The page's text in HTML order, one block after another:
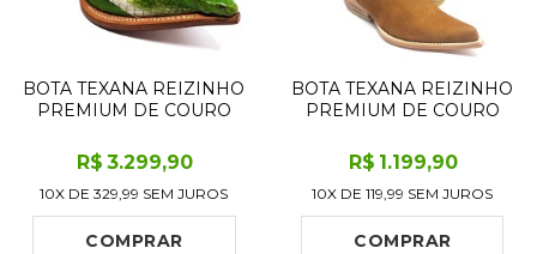
BOTA TEXANA REIZINHO
PREMIUM DE COURO
NAJA VERDE COM
CABEÇA LIMITED
EDITION - CANO CURTO,
BICO FINO - SOLADO DE
COURO ARTESANAL
R$ 3.299,90
10X DE329,99 SEM JUROS
COMPRAR
BOTA TEXANA REIZINHO
PREMIUM DE COURO
BUFALADA CARAMELO -
CANO ALTO, BICO FINO
INCLINADO - SOLADO
DE COURO ARTESANAL
R$ 1.199,90
10X DE119,99 SEM JUROS
COMPRAR